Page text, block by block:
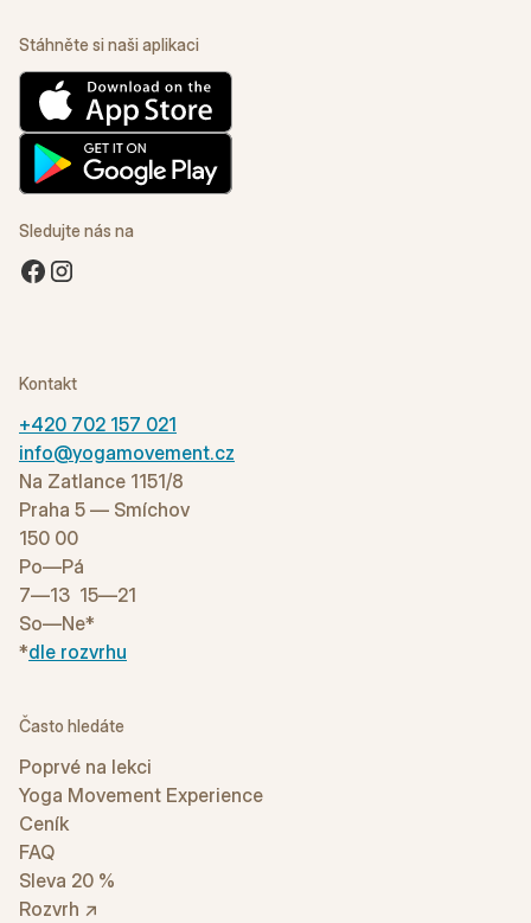
Stáhněte si naši aplikaci
Sledujte nás na
Kontakt
+420 702 157 021
info@yogamovement.cz
Na Zatlance 1151/8
Praha 5 — Smíchov
150 00
Po—Pá
7—13 15—21
So—Ne*
*dle rozvrhu
Často hledáte
Poprvé na lekci
Yoga Movement Experience
Ceník
FAQ
Sleva 20 %
Rozvrh ↗